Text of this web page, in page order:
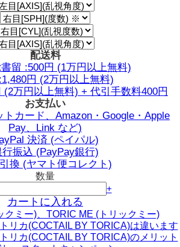
配送料
留 :500円 (1万円以上無料)
円 (2万円以上無料)
(2万円以上無料) + 代引手数料400円
お支払い
トカード、Amazon・Google・Apple
Pay、Link など)
決済 (ペイパル)
行振込 (PayPay銀行)
換 (ヤマト便コレクト)
数量
+
カートに入れる